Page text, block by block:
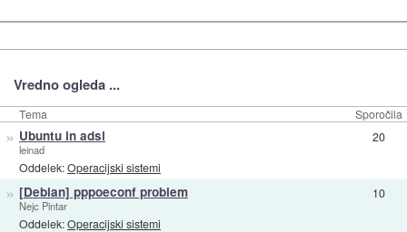
Vredno ogleda ...
Tema Sporočila
» Ubuntu in adsl
leinad
Oddelek:Operacijski sistemi
20
» [Debian] pppoeconf problem
Nejc Pintar
Oddelek:Operacijski sistemi
10